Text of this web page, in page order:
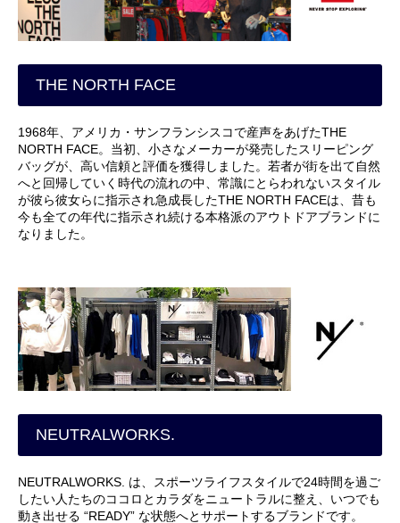
THE NORTH FACE
1968年、アメリカ・サンフランシスコで産声をあげたTHE
NORTH FACE。当初、小さなメーカーが発売したスリーピング
バッグが、高い信頼と評価を獲得しました。若者が街を出て自然
へと回帰していく時代の流れの中、常識にとらわれないスタイル
が彼ら彼女らに指示され急成長したTHE NORTH FACEは、昔も
今も全ての年代に指示され続ける本格派のアウトドアブランドに
なりました。
NEUTRALWORKS.
NEUTRALWORKS. は、スポーツライフスタイルで24時間を過ご
したい人たちのココロとカラダをニュートラルに整え、いつでも
動き出せる “READY” な状態へとサポートするブランドです。